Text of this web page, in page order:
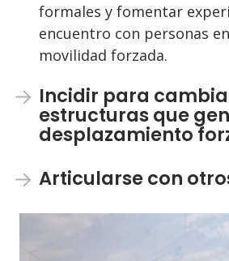
formales y fomentar
encuentro con personas
movilidad forzada.
Incidir para
estructuras que
desplazamiento
Articularse con